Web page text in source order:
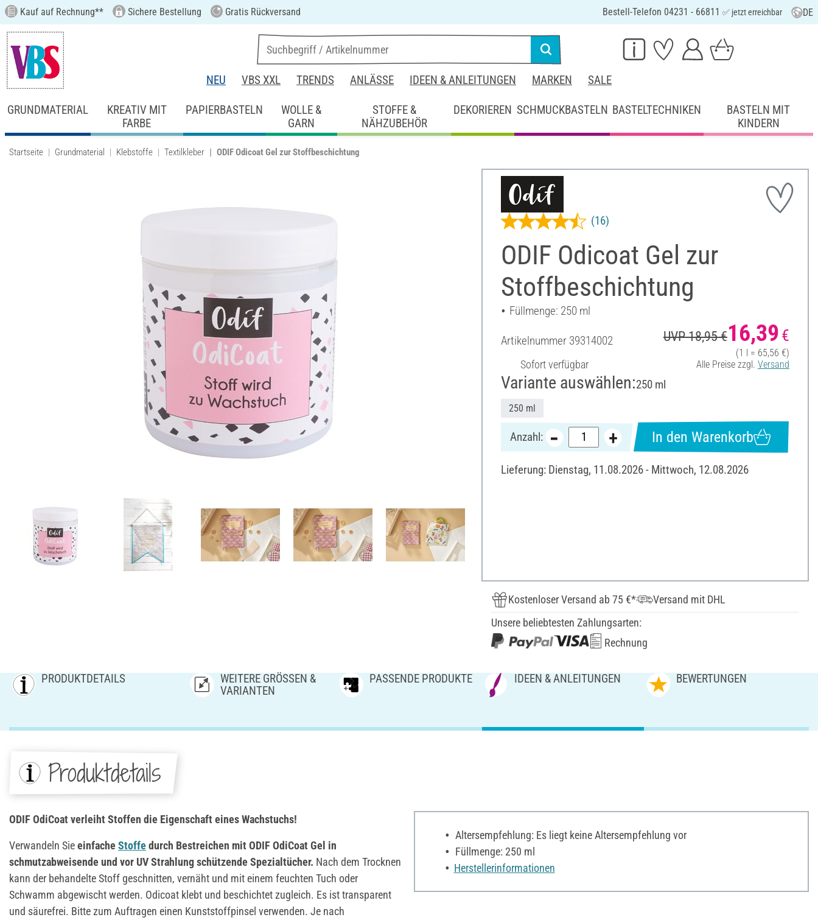
Kauf auf Rechnung** Sichere Bestellung Gratis Rückversand Bestell-Telefon 04231 - 66811 ✅ jetzt erreichbar DE
NEU VBS XXL TRENDS ANLÄSSE IDEEN & ANLEITUNGEN MARKEN SALE
GRUNDMATERIAL
KREATIV MIT
FARBE
PAPIERBASTELN
WOLLE &
GARN
STOFFE &
NÄHZUBEHÖR
DEKORIEREN SCHMUCKBASTELN BASTELTECHNIKEN
BASTELN MIT
KINDERN
Startseite Grundmaterial Klebstoffe Textilkleber ODIF Odicoat Gel zur Stoffbeschichtung
ODIF Odicoat Gel zur
Stoffbeschichtung
(16)
Füllmenge: 250 ml
Artikelnummer 39314002
Sofort verfügbar
UVP 18,95 €16,39 €
(1 l = 65,56 €)
Alle Preise zzgl. Versand
Variante auswählen:250 ml
250 ml
Anzahl: In den Warenkorb
Lieferung: Dienstag, 11.08.2026 - Mittwoch, 12.08.2026
Kostenloser Versand ab 75 €*
Versand mit DHL
Unsere beliebtesten Zahlungsarten:
Rechnung
PRODUKTDETAILS
WEITERE GRÖSSEN & V
ARIANTEN
PASSENDE PRODUKTE IDEEN & ANLEITUNGEN BEWERTUNGEN
Produktdetails
ODIF OdiCoat verleiht Stoffen die Eigenschaft eines Wachstuchs!
Verwandeln Sieeinfache Stoffedurch Bestreichen mit ODIF OdiCoat Gel in
schmutzabweisende und vor UV Strahlung schützende Spezialtücher. Nach dem Trocknen
kann der behandelte Stoff geschnitten, vernäht und mit einem feuchten Tuch oder
Schwamm abgewischt werden. Odicoat klebt und beschichtet zugleich. Es ist transparent
und säurefrei. Bitte zum Auftragen einen Kunststoffpinsel verwenden. Je nach
Altersempfehlung: Es liegt keine Altersempfehlung vor
Füllmenge: 250 ml
Herstellerinformationen